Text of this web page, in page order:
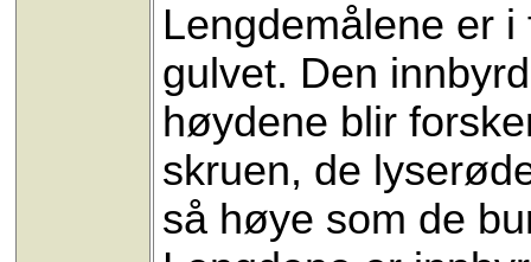
Lengdemålene er
gulvet. Den
høydene blir
skruen, de
så høye som de